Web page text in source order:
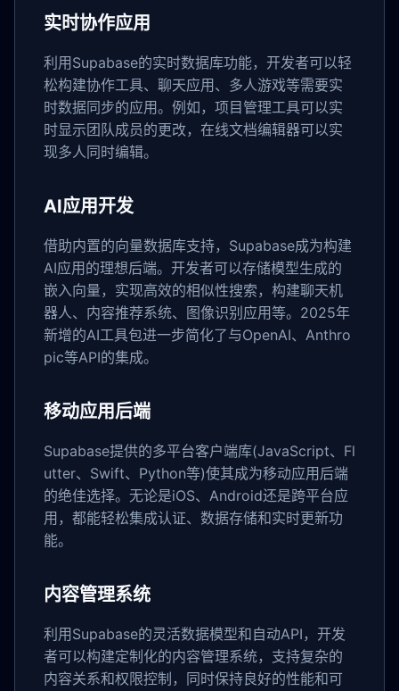
实时协作应用
利用Supabase的实时数据库功能，开发者可以轻
松构建协作工具、聊天应用、多人游戏等需要实
时数据同步的应用。例如，项目管理工具可以实
时显示团队成员的更改，在线文档编辑器可以实
现多人同时编辑。
AI应用开发
借助内置的向量数据库支持，Supabase成为构建
AI应用的理想后端。开发者可以存储模型生成的
嵌入向量，实现高效的相似性搜索，构建聊天机
器人、内容推荐系统、图像识别应用等。2025年
新增的AI工具包进一步简化了与OpenAI、Anthro
pic等API的集成。
移动应用后端
Supabase提供的多平台客户端库(JavaScript、Fl
utter、Swift、Python等)使其成为移动应用后端
的绝佳选择。无论是iOS、Android还是跨平台应
用，都能轻松集成认证、数据存储和实时更新功
能。
内容管理系统
利用Supabase的灵活数据模型和自动API，开发
者可以构建定制化的内容管理系统，支持复杂的
内容关系和权限控制，同时保持良好的性能和可